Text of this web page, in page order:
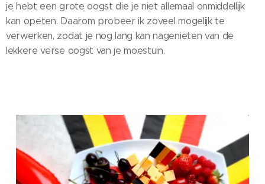
je hebt een grote oogst die je niet allemaal onmiddellijk
kan opeten. Daarom probeer ik zoveel mogelijk te
verwerken, zodat je nog lang kan nagenieten van de
lekkere verse oogst van je moestuin.